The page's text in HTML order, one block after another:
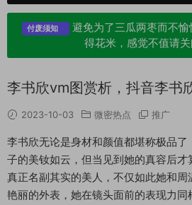
付废须知
避免为了三瓜两枣而不
得花米，感觉不值请关
李书欣vm图赏析，抖音李书
2023-10-03 微密热点 推广
李书欣无论是身材和颜值都堪称极品
子的美钕如云，但当见到她的真容后
真正名副其实的美人，不仅如此她和
艳丽的外表，她在镜头面前的表现力